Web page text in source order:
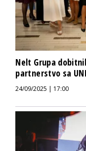
Nelt Grupa
partnerstvo sa
24/09/2025 | 17:00